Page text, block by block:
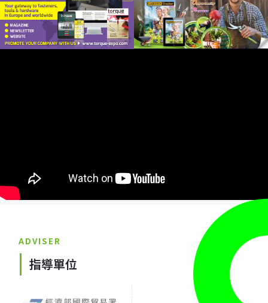
ADVISER
指導單位